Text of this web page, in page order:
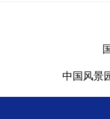
中国风景